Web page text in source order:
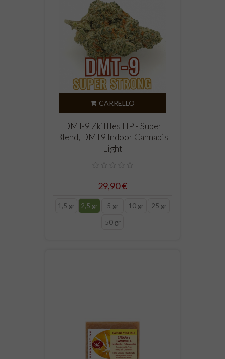
CARRELLO
DMT-9 Zkittles HP - Super
Blend, DMT9 Indoor Cannabis
Light
29,90 €
1,5 gr 2,5 gr 5 gr 10 gr
25 gr
50 gr